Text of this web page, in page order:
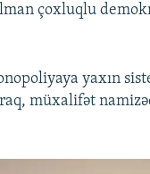
çoxluqlu
yaxın
müxalifət